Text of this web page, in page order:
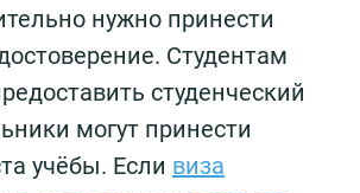
нужно принести
Студентам
студенческий
могут принести
учёбы. Если виза